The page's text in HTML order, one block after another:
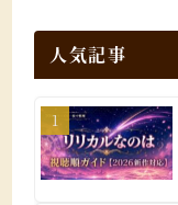
人気記事